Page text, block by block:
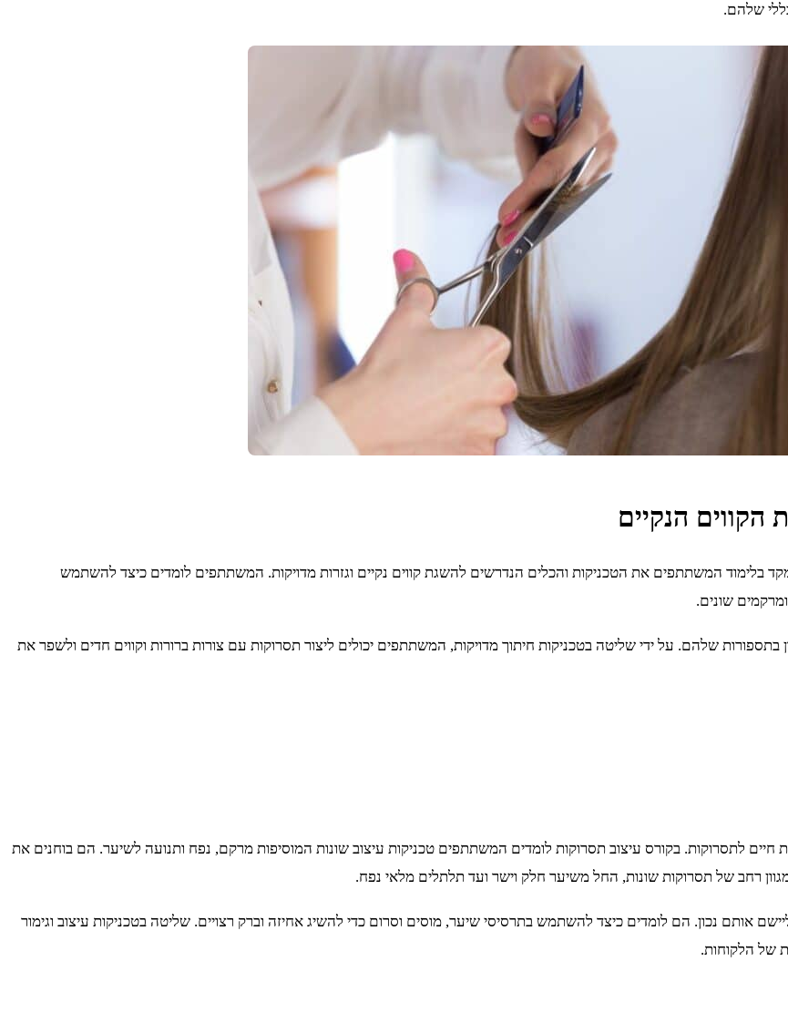
שלהם.
בלימוד המשתתפים את הטכניקות והכלים הנדרשים להשגת קווים נקיים וגזרות מדויקות. המשתתפים לומדים כיצד להשתמש
שונים.
בתספורות שלהם. על ידי שליטה בטכניקות חיתוך מדויקות, המשתתפים יכולים ליצור תסרוקות עם צורות ברורות וקווים חדים ולשפר את
חיים לתסרוקות. בקורס עיצוב תסרוקות לומדים המשתתפים טכניקות עיצוב שונות המוסיפות מרקם, נפח ותנועה לשיער. הם בוחנים את
רחב של תסרוקות שונות, החל משיער חלק וישר ועד תלתלים מלאי נפח.
אותם נכון. הם לומדים כיצד להשתמש בתרסיסי שיער, מוסים וסרום כדי להשיג אחיזה וברק רצויים. שליטה בטכניקות עיצוב וגימור
של הלקוחות.